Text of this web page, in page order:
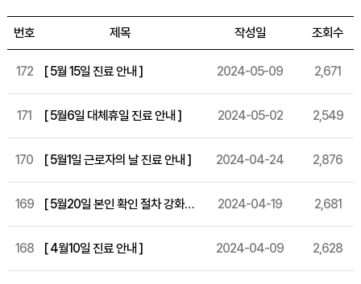
번호 제목 작성일 조회수
172 [ 5월 15일 진료 안내 ] 2024-05-09 2,671
171 [ 5월6일 대체휴일 진료 안내 ] 2024-05-02 2,549
170 [ 5월1일 근로자의 날 진료 안내 ] 2024-04-24 2,876
169 [ 5월20일 본인 확인 절차 강화 시행 안내 ] 2024-04-19 2,681
168 [ 4월10일 진료 안내 ] 2024-04-09 2,628